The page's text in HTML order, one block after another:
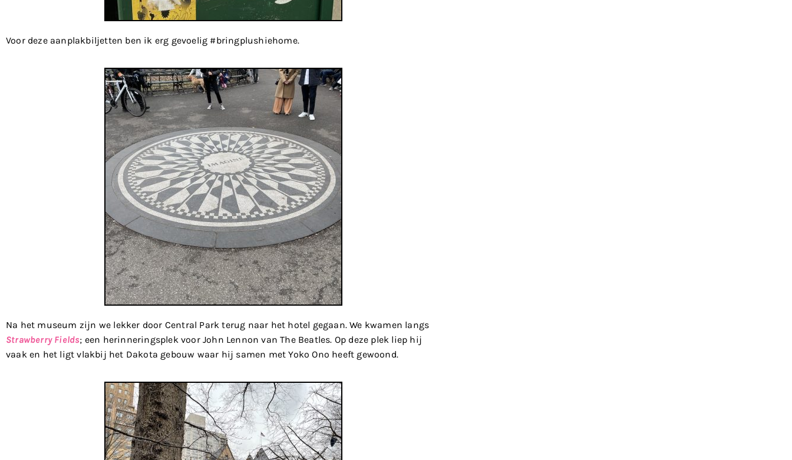
Voor deze aanplakbiljetten ben ik erg gevoelig #bringplushiehome.
Na het museum zijn we lekker door Central Park terug naar het hotel gegaan. We kwamen langs
Strawberry Fields; een herinneringsplek voor John Lennon van The Beatles. Op deze plek liep hij
vaak en het ligt vlakbij het Dakota gebouw waar hij samen met Yoko Ono heeft gewoond.